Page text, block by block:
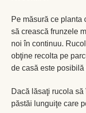
Mentă
Oregano
Salvie
Pe măsură ce planta
să crească frunzele
noi în continuu.
obţine recolta pe
de casă este
Dacă lăsaţi rucola
păstăi lunguiţe care